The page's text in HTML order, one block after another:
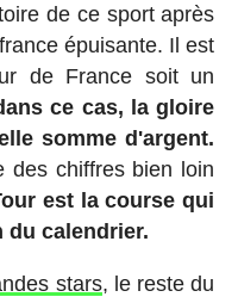
de ce sport après
épuisante. Il est
de France soit un
ce cas, la gloire
somme d'argent.
des chiffres bien loin
est la course qui
calendrier.
stars, le reste du